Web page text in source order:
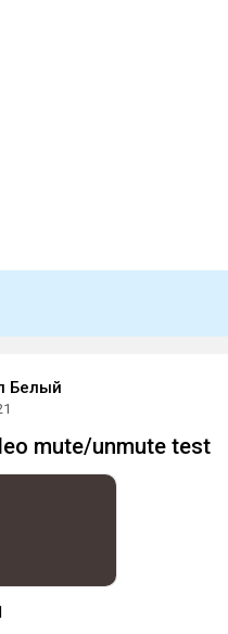
Белый
mute/unmute test